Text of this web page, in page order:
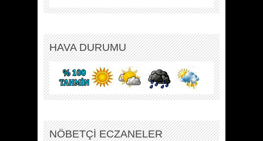
HAVA DURUMU
NÖBETÇİ ECZANELER